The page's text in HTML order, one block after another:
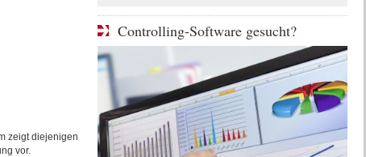
zeigt diejenigen
vor.
Controlling-Software gesucht?